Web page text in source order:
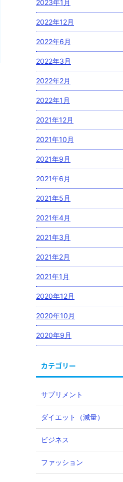
2023年1月
2022年12月
2022年6月
2022年3月
2022年2月
2022年1月
2021年12月
2021年10月
2021年9月
2021年6月
2021年5月
2021年4月
2021年3月
2021年2月
2021年1月
2020年12月
2020年10月
2020年9月
カテゴリー
サプリメント
ダイエット（減量）
ビジネス
ファッション